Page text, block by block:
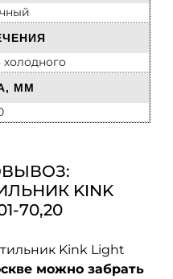
холодного
ММ
KINK
70,20
Kink Light
можно забрать